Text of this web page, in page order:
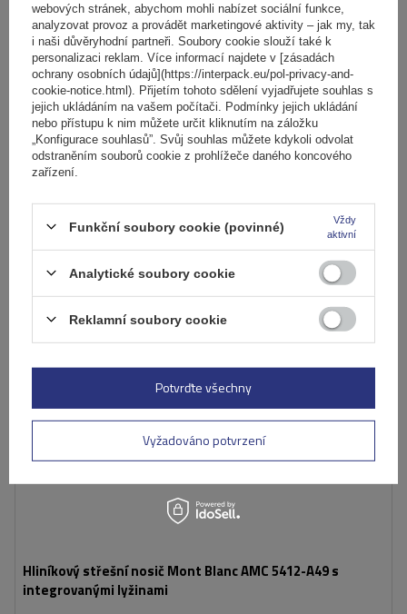
Ocelový střešní nosič Mont Blanc AMC 5412 s
integrovanými lyžinami
4 050,00 Kčs DPH
Produkt dostupný ve velkém množství
Přidat
do
košíku
Hliníkový střešní nosič Mont Blanc AMC 5412-A49 s
integrovanými lyžinami
webových stránek, abychom mohli nabízet sociální funkce,
analyzovat provoz a provádět marketingové aktivity – jak my, tak
i naši důvěryhodní partneři. Soubory cookie slouží také k
personalizaci reklam. Více informací najdete v [zásadách
ochrany osobních údajů](https://interpack.eu/pol-privacy-and-
cookie-notice.html). Přijetím tohoto sdělení vyjadřujete souhlas s
jejich ukládáním na vašem počítači. Podmínky jejich ukládání
nebo přístupu k nim můžete určit kliknutím na záložku
„Konfigurace souhlasů”. Svůj souhlas můžete kdykoli odvolat
odstraněním souborů cookie z prohlížeče daného koncového
zařízení.
Funkční soubory cookie (povinné)
Vždy
aktivní
Analytické soubory cookie
Reklamní soubory cookie
Vyžadováno potvrzení
Potvrďte všechny